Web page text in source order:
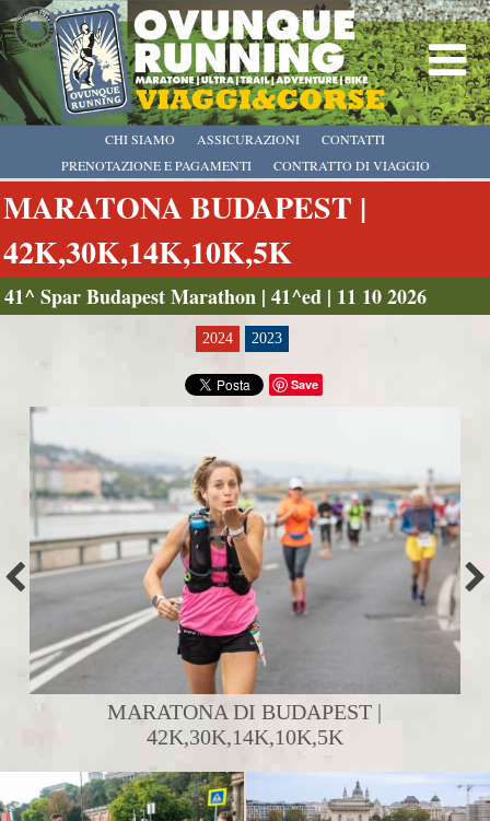
CHI SIAMO
PRENOTAZIONE E PAGAMENTI
CONTRATTO DI VIAGGIO
ASSICURAZIONI CONTATTI
MARATONA BUDAPEST |
42K,30K,14K,10K,5K
41^ Spar Budapest Marathon | 41^ed | 11 10 2026
2024 2023
Save
MARATONA DI BUDAPEST |
42K,30K,14K,10K,5K